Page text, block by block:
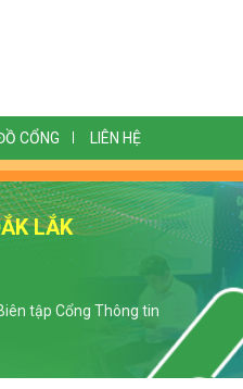
CỔNG LIÊN HỆ
LẮK
tập Cổng Thông tin